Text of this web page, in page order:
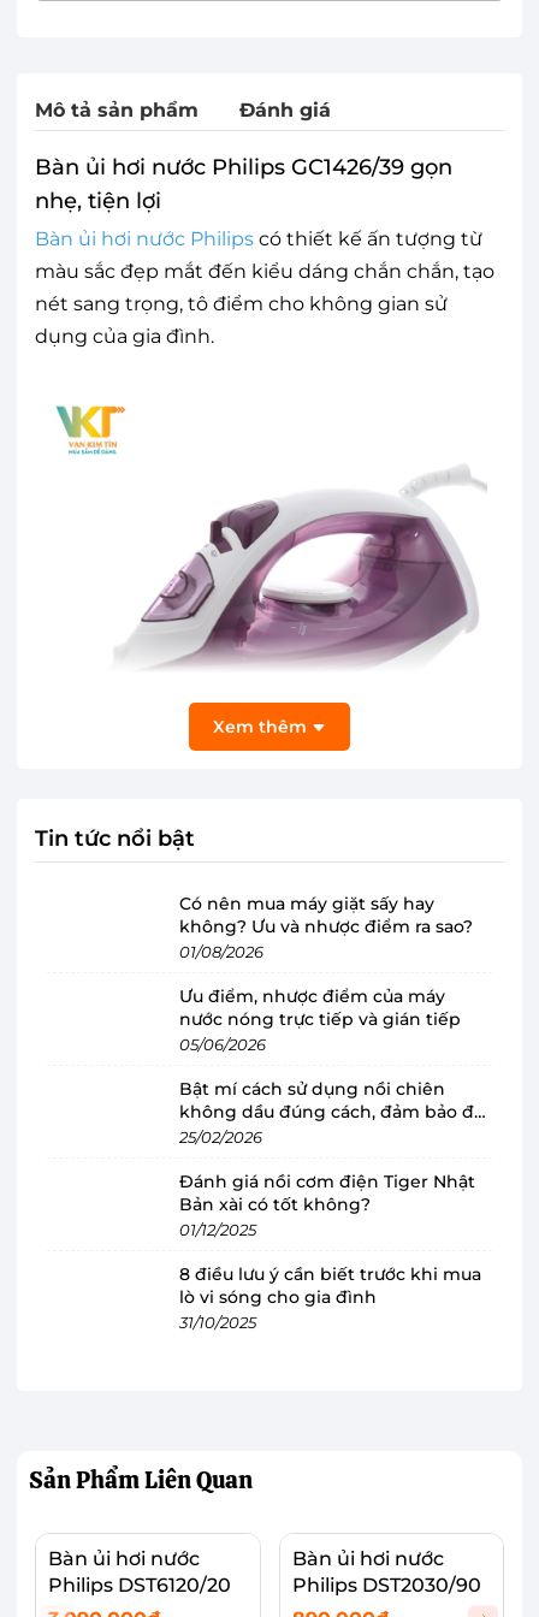
Mô tả sản phẩm Đánh giá
Bàn ủi hơi nước Philips GC1426/39 gọn
nhẹ, tiện lợi
Bàn ủi hơi nước Philips có thiết kế ấn tượng từ
màu sắc đẹp mắt đến kiểu dáng chắn chắn, tạo
nét sang trọng, tô điểm cho không gian sử
dụng của gia đình.
suất ủi nhanh chóng
Để thuận tiện cho việc ủi quần áo thì bình chứa
phun tăng cường, bàn ủi hơi nước Philips
GC1426/39 sở hữu dung tích 160ml, đáp ứng đủ
cho 1 lần ủi của gia đình ít thành viên. Bên cạnh
đó, GC1426/39 còn sở hữu công suất hoạt động
mạnh mẽ 1200 - 1400W giúp làm nóng nước
nhanh chỉ trong thời gian ngắn, tiết kiệm đáng
Xem thêm
Tin tức nổi bật
Có nên mua máy giặt sấy hay
không? Ưu và nhược điểm ra sao?
01/08/2026
Ưu điểm, nhược điểm của máy
nước nóng trực tiếp và gián tiếp
05/06/2026
Bật mí cách sử dụng nồi chiên
không dầu đúng cách, đảm bảo độ
bền
25/02/2026
Đánh giá nồi cơm điện Tiger Nhật
Bản xài có tốt không?
01/12/2025
8 điều lưu ý cần biết trước khi mua
lò vi sóng cho gia đình
31/10/2025
Sản PhẩmLiên Quan
Bàn ủi hơi nước
Philips DST6120/20
Bàn ủi hơi nước
Philips DST2030/90